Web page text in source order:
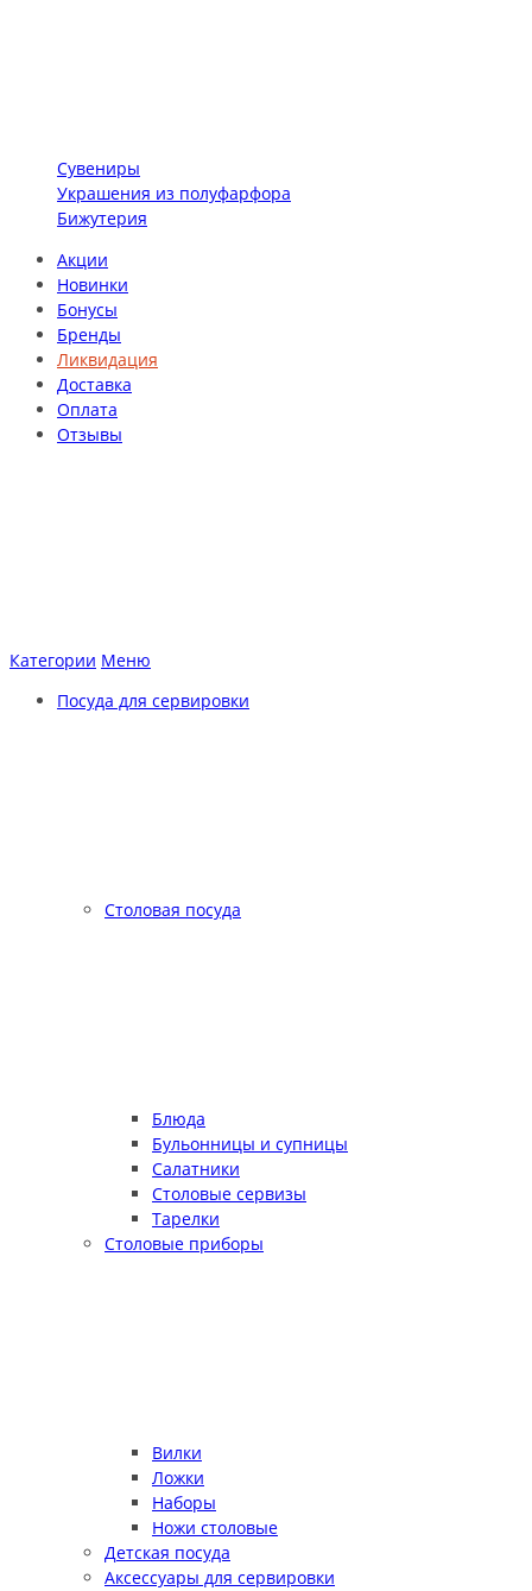
Сувениры
Украшения из полуфарфора
Бижутерия
Акции
Новинки
Бонусы
Бренды
Ликвидация
Доставка
Оплата
Отзывы
Категории Меню
Посуда для сервировки
Столовая посуда
Блюда
Бульонницы и супницы
Салатники
Столовые сервизы
Тарелки
Столовые приборы
Вилки
Ложки
Наборы
Ножи столовые
Детская посуда
Аксессуары для сервировки